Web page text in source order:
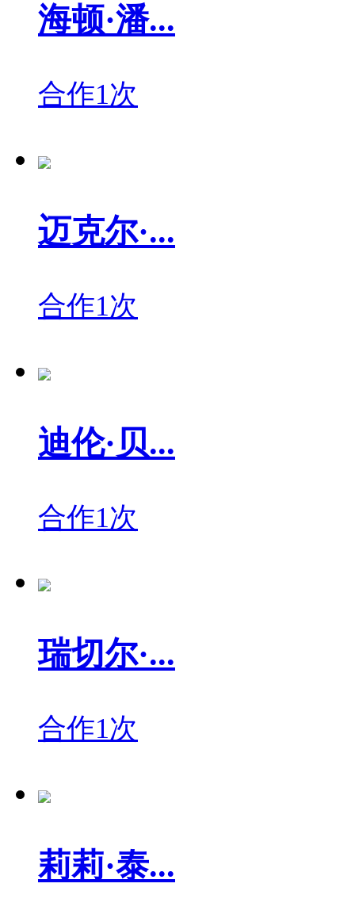
海顿·潘...
合作1次
迈克尔·...
合作1次
迪伦·贝...
合作1次
瑞切尔·...
合作1次
莉莉·泰...